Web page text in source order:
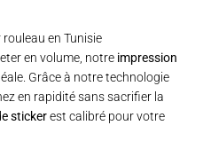
en volume, notre impression
Grâce à notre technologie
en rapidité sans sacrifier la
stickerest calibré pour votre